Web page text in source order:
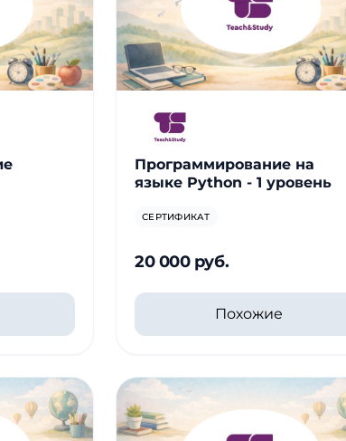
Программирование на
языке Python - 1 уровень
СЕРТИФИКАТ
20 000 руб.
Похожие